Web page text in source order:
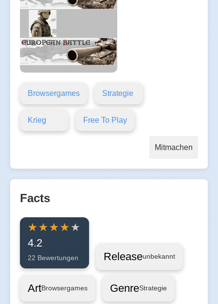
Browsergames Strategie
Krieg Free To Play
Mitmachen
Facts
4.2
22 Bewertungen Releaseunbekannt
ArtBrowsergames GenreStrategie